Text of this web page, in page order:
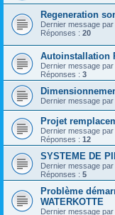
Regeneration
Dernier message par
Réponses : 20
Autoinstallation
Dernier message par
Réponses : 3
Dernier message par
Projet
Dernier message par
Réponses : 12
SYSTEME DE
Dernier message par
Réponses : 5
Problème
WATERKOTTE
Dernier message par